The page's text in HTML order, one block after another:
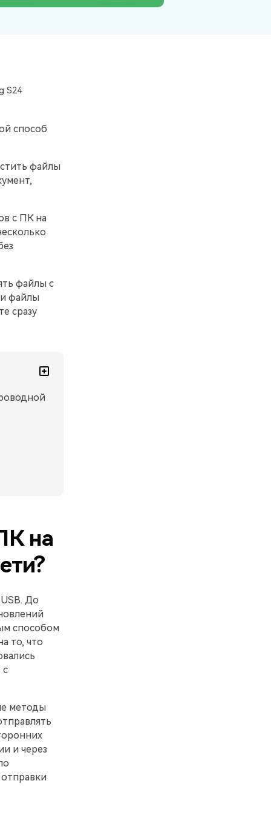
Больше событий
S24
способ
файлы
с ПК на
файлы с
файлы
сразу
на
До
способом
то, что
методы
и через